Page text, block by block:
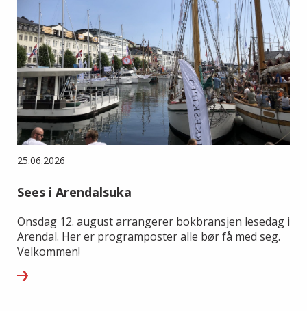
25.06.2026
Sees i Arendalsuka
Onsdag 12. august arrangerer bokbransjen lesedag i
Arendal. Her er programposter alle bør få med seg.
Velkommen!